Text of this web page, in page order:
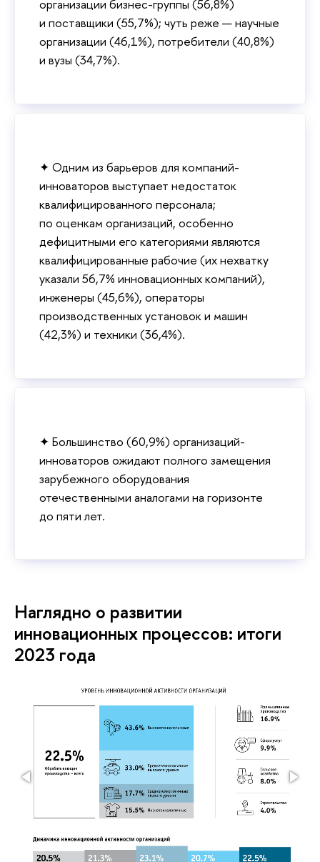
организации бизнес-группы (56,8%)
и поставщики (55,7%); чуть реже — научные
организации (46,1%), потребители (40,8%)
и вузы (34,7%).
✦ Одним из барьеров для компаний-
инноваторов выступает недостаток
квалифицированного персонала;
по оценкам организаций, особенно
дефицитными его категориями являются
квалифицированные рабочие (их нехватку
указали 56,7% инновационных компаний),
инженеры (45,6%), операторы
производственных установок и машин
(42,3%) и техники (36,4%).
✦ Большинство (60,9%) организаций-
инноваторов ожидают полного замещения
зарубежного оборудования
отечественными аналогами на горизонте
до пяти лет.
Наглядно о развитии
инновационных процессов: итоги
2023 года